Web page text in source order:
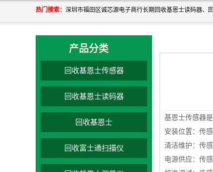
热门搜索：
产品分类
回收基恩士传感器
回收基恩士读码器
回收基恩士
回收富士通扫描仪
基恩士传感器
安装位置：传
清洁维护：传
电源供应：传